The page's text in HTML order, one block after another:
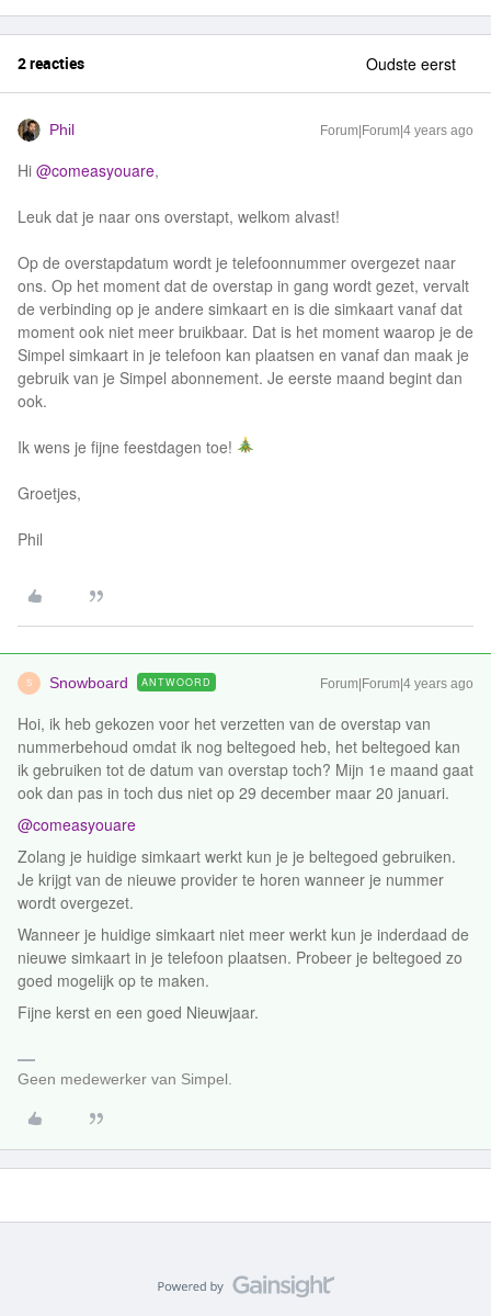
2 reacties Oudste eerst
Phil Forum|Forum|4 years ago
Hi @comeasyouare,
Leuk dat je naar ons overstapt, welkom alvast!
Op de overstapdatum wordt je telefoonnummer overgezet naar
ons. Op het moment dat de overstap in gang wordt gezet, vervalt
de verbinding op je andere simkaart en is die simkaart vanaf dat
moment ook niet meer bruikbaar. Dat is het moment waarop je de
Simpel simkaart in je telefoon kan plaatsen en vanaf dan maak je
gebruik van je Simpel abonnement. Je eerste maand begint dan
ook.
Ik wens je fijne feestdagen toe!
Groetjes,
Phil
S Snowboard ANTWOORD Forum|Forum|4 years ago
Hoi, ik heb gekozen voor het verzetten van de overstap van
nummerbehoud omdat ik nog beltegoed heb, het beltegoed kan
ik gebruiken tot de datum van overstap toch? Mijn 1e maand gaat
ook dan pas in toch dus niet op 29 december maar 20 januari.
@comeasyouare
Zolang je huidige simkaart werkt kun je je beltegoed gebruiken.
Je krijgt van de nieuwe provider te horen wanneer je nummer
wordt overgezet.
Wanneer je huidige simkaart niet meer werkt kun je inderdaad de
nieuwe simkaart in je telefoon plaatsen. Probeer je beltegoed zo
goed mogelijk op te maken.
Fijne kerst en een goed Nieuwjaar.
Geen medewerker van Simpel.